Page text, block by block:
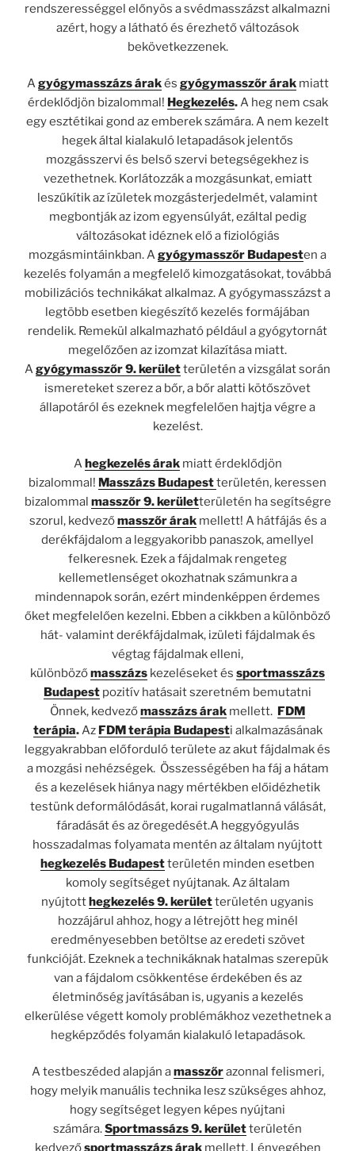
rendszerességgel előnyös a svédmasszázst alkalmazni
azért, hogy a látható és érezhető változások
bekövetkezzenek.
Agyógymasszázs árakés gyógymasszőr árakmiatt
érdeklődjön bizalommal! Hegkezelés.A heg nem csak
egy esztétikai gond az emberek számára. A nem kezelt
hegek által kialakuló letapadások jelentős
mozgásszervi és belső szervi betegségekhez is
vezethetnek. Korlátozzák a mozgásunkat, emiatt
leszűkítik az ízületek mozgásterjedelmét, valamint
megbontják az izom egyensúlyát, ezáltal pedig
változásokat idéznek elő a fiziológiás
mozgásmintáinkban. Agyógymasszőr Budapesten a
kezelés folyamán a megfelelő kimozgatásokat, továbbá
mobilizációs technikákat alkalmaz. A gyógymasszázst a
legtöbb esetben kiegészítő kezelés formájában
rendelik. Remekül alkalmazható például a gyógytornát
megelőzően az izomzat kilazítása miatt.
Agyógymasszőr 9. kerületterületén a vizsgálat során
ismereteket szerez a bőr, a bőr alatti kötőszövet
állapotáról és ezeknek megfelelően hajtja végre a
kezelést.
A hegkezelés árakmiatt érdeklődjön
bizalommal! Masszázs Budapestterületén, keressen
bizalommal masszőr 9. kerületterületén ha segítségre
szorul, kedvezőmasszőr árakmellett! A hátfájás és a
derékfájdalom a leggyakoribb panaszok, amellyel
felkeresnek. Ezek a fájdalmak rengeteg
kellemetlenséget okozhatnak számunkra a
mindennapok során, ezért mindenképpen érdemes
őket megfelelően kezelni. Ebben a cikkben a különböző
hát- valamint derékfájdalmak, izületi fájdalmak és
végtag fájdalmak elleni,
különbözőmasszázs kezeléseket és sportmasszázs
Budapest pozitív hatásait szeretném bemutatni
Önnek, kedvezőmasszázs árak mellett. FDM
terápia. Az FDM terápia Budapesti alkalmazásának
leggyakrabban előforduló területe az akut fájdalmak és
a mozgási nehézségek. Összességében ha fáj a hátam
és a kezelések hiánya nagy mértékben előidézhetik
testünk deformálódását, korai rugalmatlanná válását,
fáradását és az öregedését.A heggyógyulás
hosszadalmas folyamata mentén az általam nyújtott
hegkezelés Budapestterületén minden esetben
komoly segítséget nyújtanak. Az általam
nyújtotthegkezelés 9. kerületterületén ugyanis
hozzájárul ahhoz, hogy a létrejött heg minél
eredményesebben betöltse az eredeti szövet
funkcióját. Ezeknek a technikáknak hatalmas szerepük
van a fájdalom csökkentése érdekében és az
életminőség javításában is, ugyanis a kezelés
elkerülése végett komoly problémákhoz vezethetnek a
hegképződés folyamán kialakuló letapadások.
A testbeszéded alapján amasszőrazonnal felismeri,
hogy melyik manuális technika lesz szükséges ahhoz,
hogy segítséget legyen képes nyújtani
számára.Sportmassázs 9. kerületterületén
kedvezősportmasszázs árakmellett. Lényegében